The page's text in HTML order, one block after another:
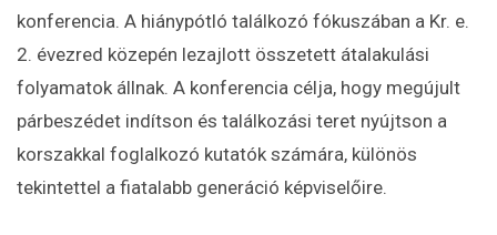
konferencia. A hiánypótló találkozó fókuszában a Kr. e.
2. évezred közepén lezajlott összetett átalakulási
folyamatok állnak. A konferencia célja, hogy megújult
párbeszédet indítson és találkozási teret nyújtson a
korszakkal foglalkozó kutatók számára, különös
tekintettel a fiatalabb generáció képviselőire.